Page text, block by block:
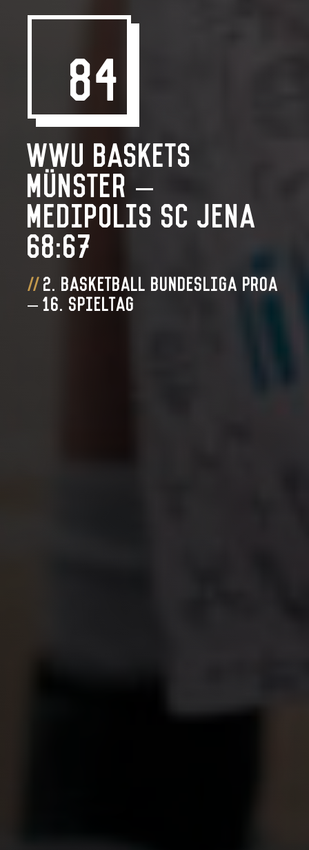
84
WWU Baskets
Münster –
Medipolis SC Jena
68:67
2. Basketball Bundesliga ProA
– 16. Spieltag